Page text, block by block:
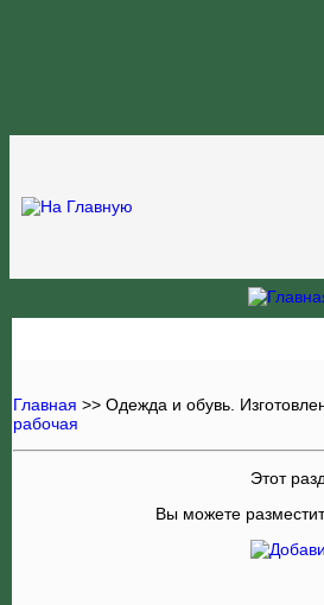
Главная >> Одежда и обувь.
рабочая
Этот
Вы можете